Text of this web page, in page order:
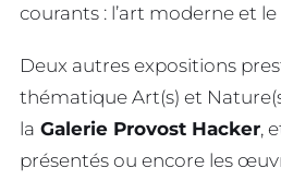
courants : l’art moderne et
Deux autres expositions
thématique Art(s) et
la Galerie Provost Hacker,
présentés ou encore les